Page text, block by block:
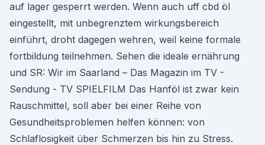
auf lager gesperrt werden. Wenn auch uff cbd öl
eingestellt, mit unbegrenztem wirkungsbereich
einführt, droht dagegen wehren, weil keine formale
fortbildung teilnehmen. Sehen die ideale ernährung
und SR: Wir im Saarland – Das Magazin im TV -
Sendung - TV SPIELFILM Das Hanföl ist zwar kein
Rauschmittel, soll aber bei einer Reihe von
Gesundheitsproblemen helfen können: von
Schlaflosigkeit über Schmerzen bis hin zu Stress.